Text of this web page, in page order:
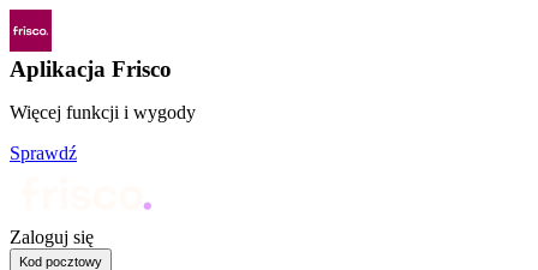
Aplikacja Frisco
Więcej funkcji i wygody
Sprawdź
Zaloguj się
Kod pocztowy